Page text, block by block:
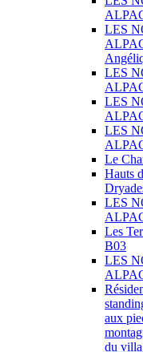
LES
LES
LES
LES
Le
Hauts
LES
Les
B03
LES
aux
du